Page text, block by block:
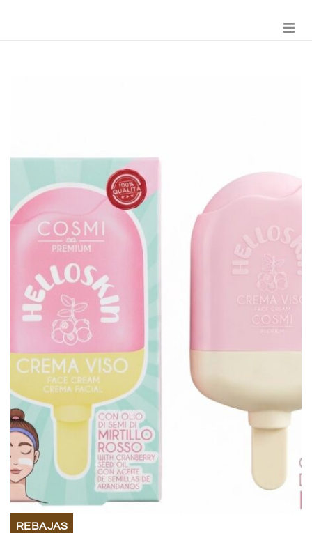
BEAUTY
PERFUMES
BOLSOS Y MONEDEROS
COMPLEMENTOS
TECNOLOGIA
HOGAR
TARJETAS REGALO
REBAJAS